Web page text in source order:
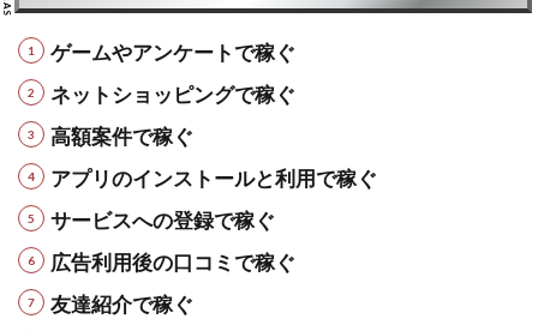
ゲームやアンケートで稼ぐ
ネットショッピングで稼ぐ
高額案件で稼ぐ
アプリのインストールと利用で稼ぐ
サービスへの登録で稼ぐ
広告利用後の口コミで稼ぐ
友達紹介で稼ぐ